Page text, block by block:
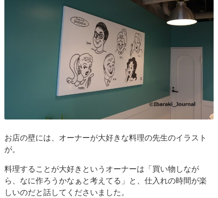
お店の壁には、オーナーが大好きな料理の先生のイラスト
が。
料理することが大好きというオーナーは「買い物しなが
ら、なに作ろうかなぁと考えてる」と、仕入れの時間が楽
しいのだと話してくださいました。